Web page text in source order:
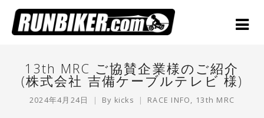
13th MRC ご協賛企業様のご紹介
(株式会社 吉備ケーブルテレビ 様)
2024年4月24日 By kicks RACE INFO, 13th MRC